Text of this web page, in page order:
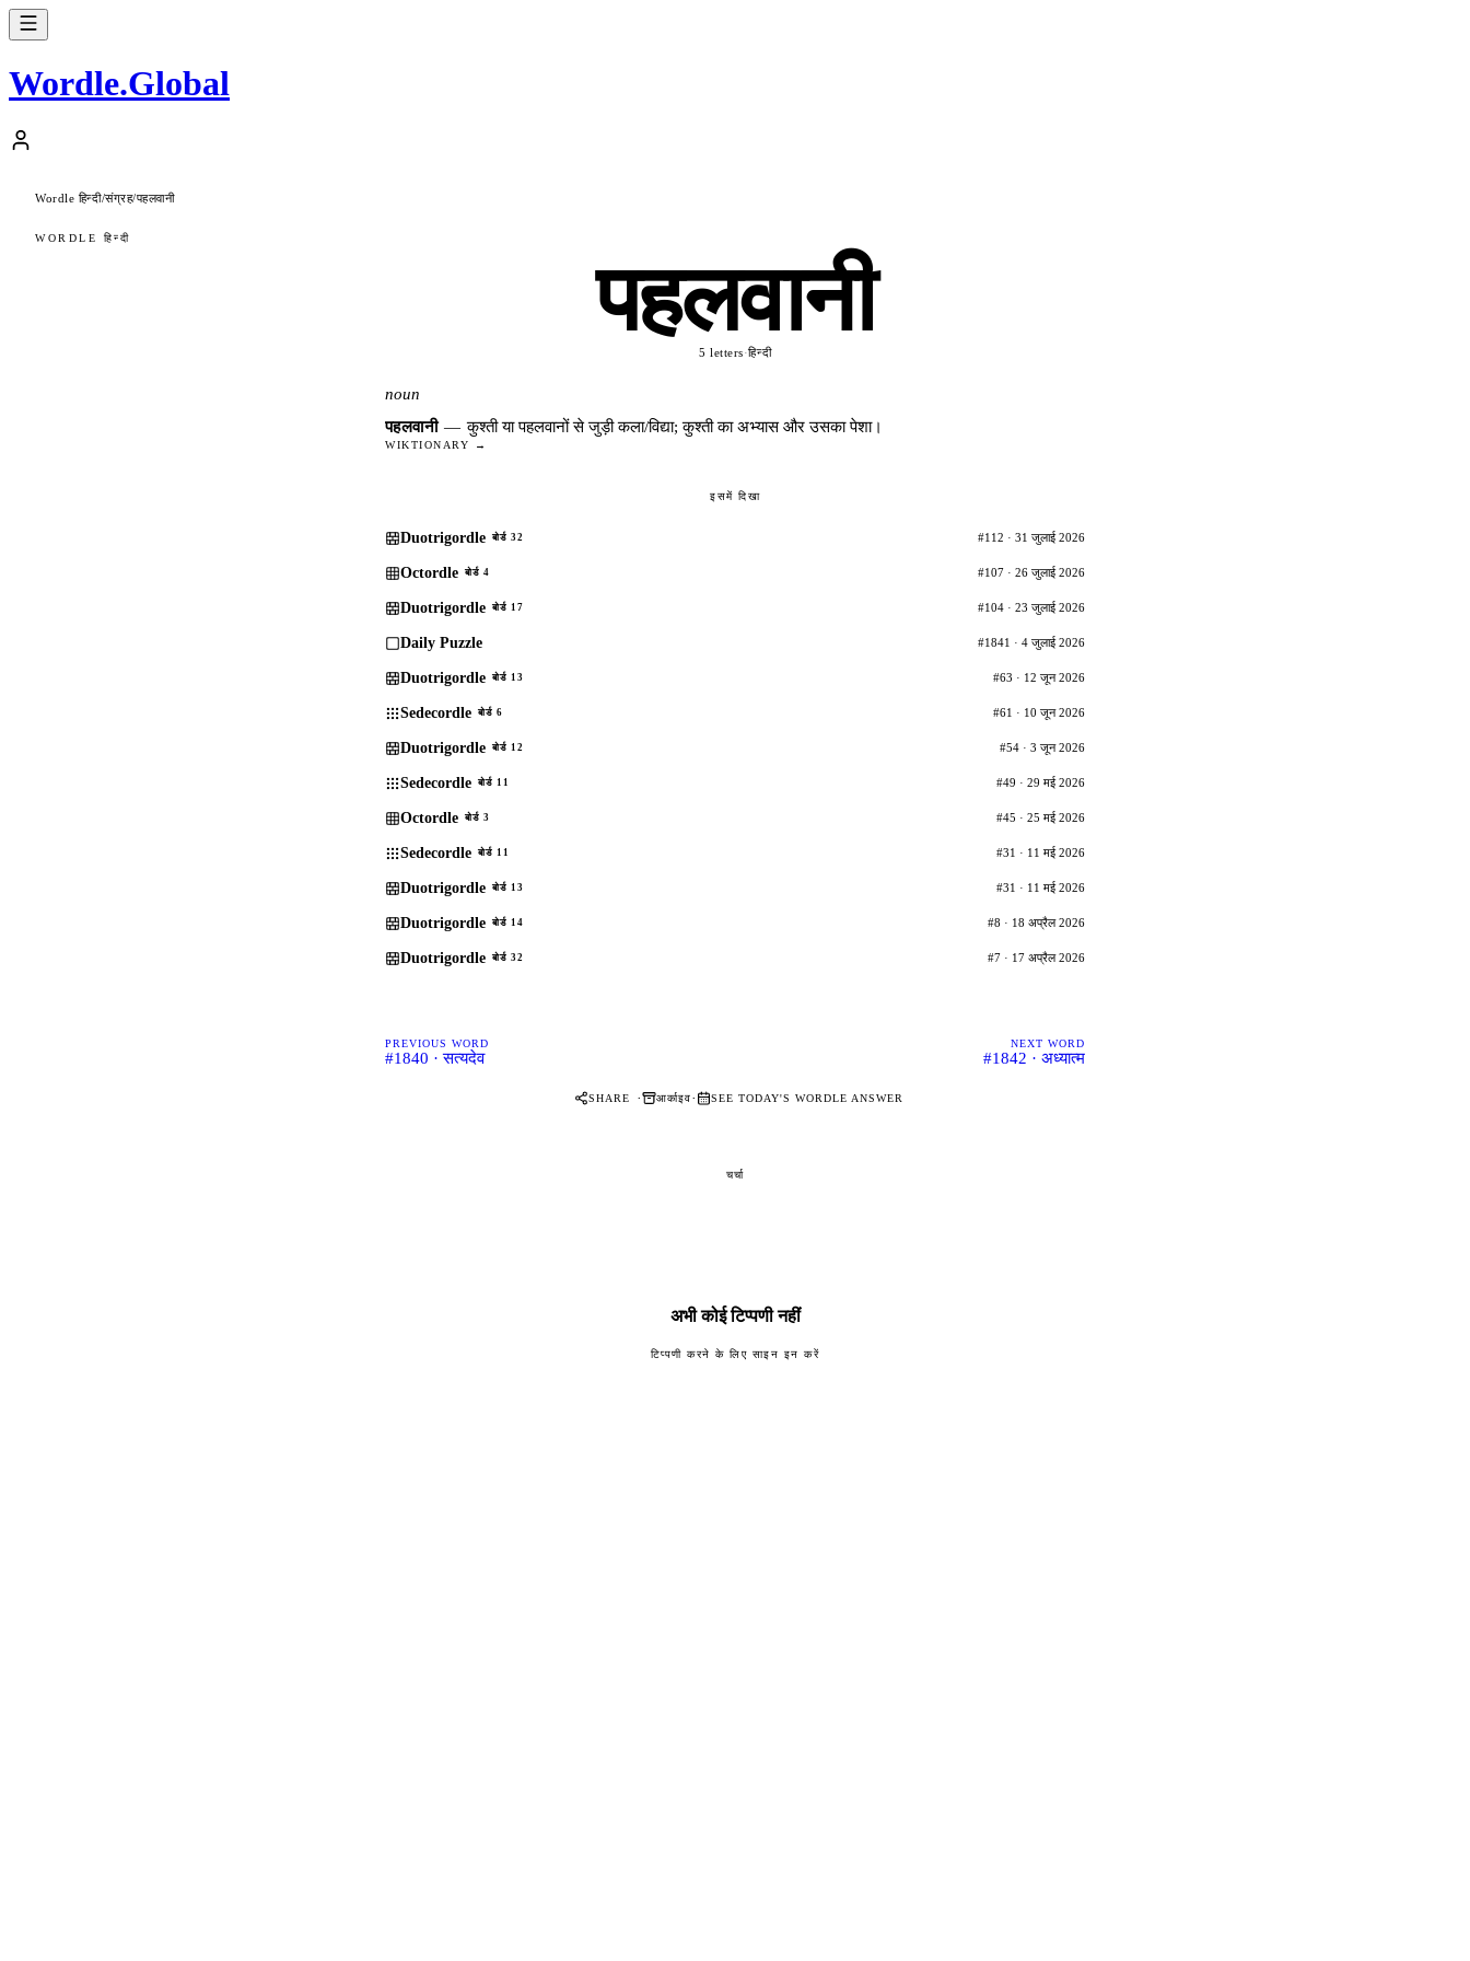
Wordle.Global
Wordle हिन्दी/संग्रह/पहलवानी
WORDLE हिन्दी
पहलवानी
5 letters·हिन्दी
noun
पहलवानी — कुश्ती या पहलवानों से जुड़ी कला/विद्या; कुश्ती का अभ्यास और उसका पेशा।
WIKTIONARY →
इसमें दिखा
Duotrigordle बोर्ड 32 #112 · 31 जुलाई 2026
Octordle बोर्ड 4 #107 · 26 जुलाई 2026
Duotrigordle बोर्ड 17 #104 · 23 जुलाई 2026
Daily Puzzle #1841 · 4 जुलाई 2026
Duotrigordle बोर्ड 13 #63 · 12 जून 2026
Sedecordle बोर्ड 6 #61 · 10 जून 2026
Duotrigordle बोर्ड 12 #54 · 3 जून 2026
Sedecordle बोर्ड 11 #49 · 29 मई 2026
Octordle बोर्ड 3 #45 · 25 मई 2026
Sedecordle बोर्ड 11 #31 · 11 मई 2026
Duotrigordle बोर्ड 13 #31 · 11 मई 2026
Duotrigordle बोर्ड 14 #8 · 18 अप्रैल 2026
Duotrigordle बोर्ड 32 #7 · 17 अप्रैल 2026
PREVIOUS WORD
#1840 · सत्यदेव
NEXT WORD
#1842 · अध्यात्म
SHARE · आर्काइव· SEE TODAY'S WORDLE ANSWER
चर्चा
अभी कोई टिप्पणी नहीं
टिप्पणी करने के लिए साइन इन करें